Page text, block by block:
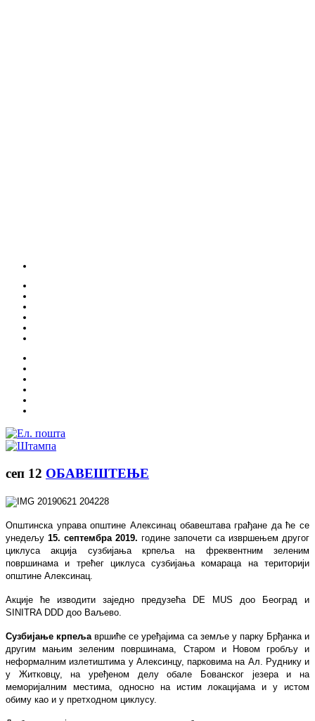
сеп 12 ОБАВЕШТЕЊЕ
Општинска управа општине Алексинац обавештава грађане да ће се
унедељу 15. септембра 2019. године започети са извршењем другог
циклуса акција сузбијања крпеља на фреквентним зеленим
површинама и трећег циклуса сузбијања комараца на територији
општине Алексинац.
Акције ће изводити заједно предузећа DE MUS доо Београд и
SINITRA DDD доо Ваљево.
Сузбијање крпеља вршиће се уређајима са земље у парку Брђанка и
другим мањим зеленим површинама, Старом и Новом гробљу и
неформалним излетиштима у Алексинцу, парковима на Ал. Руднику и
у Житковцу, на уређеном делу обале Бованског језера и на
меморијалним местима, односно на истим локацијама и у истом
обиму као и у претходном циклусу.